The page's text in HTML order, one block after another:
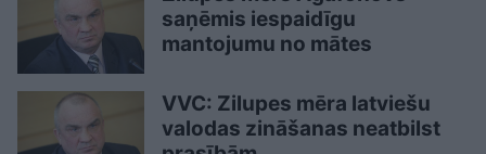
saņēmis iespaidīgu
mantojumu no mātes
VVC: Zilupes mēra latviešu
valodas zināšanas neatbilst